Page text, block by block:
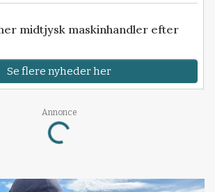
midtjysk maskinhandler efter
Se flere nyheder her
Annonce
Loading...